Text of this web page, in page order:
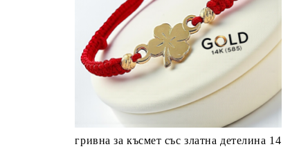
гривна за късмет със златна детелина 14